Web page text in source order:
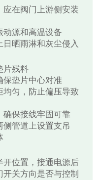
在阀门上游侧安装
动源和高温设备
晒雨淋和灰尘侵入
片残料
保垫片中心对准
均匀，防止偏压导致
确保接线牢固可靠
管道上设置支吊
开位置，接通电源后
关方向是否与控制